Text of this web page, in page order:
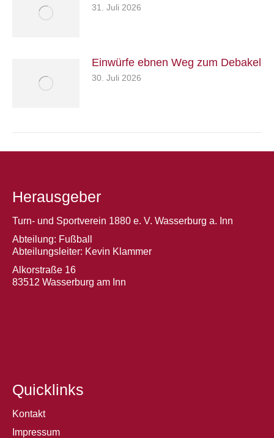
31. Juli 2026
Einwürfe ebnen Weg zum Debakel
30. Juli 2026
Herausgeber
Turn- und Sportverein 1880 e. V. Wasserburg a. Inn
Abteilung: Fußball
Abteilungsleiter: Kevin Klammer
Alkorstraße 16
83512 Wasserburg am Inn
Quicklinks
Kontakt
Impressum